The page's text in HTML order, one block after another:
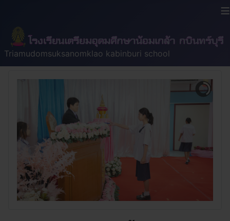
≡
Triamudomsuksanomklao kabinburi school